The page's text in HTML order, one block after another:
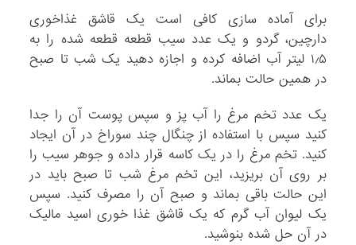
برای آماده سازی کافی است یک قاشق غذاخوری
دارچین، گردو و یک عدد سیب قطعه قطعه شده را به
۱٫۵ لیتر آب اضافه کرده و اجازه دهید یک شب تا صبح
در همین حالت بماند.
یک عدد تخم مرغ را آب پز و سپس پوست آن را جدا
کنید سپس با استفاده از چنگال چند سوراخ در آن ایجاد
کنید. تخم مرغ را در یک کاسه قرار داده و جوهر سیب را
بر روی آن بریزید، این تخم مرغ شب تا صبح باید در
این حالت باقی بماند و صبح آن را مصرف کنید. سپس
یک لیوان آب گرم که یک قاشق غذا خوری اسید مالیک
در آن حل شده بنوشید.